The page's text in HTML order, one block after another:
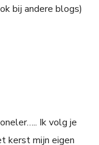
bij andere blogs)
Ik volg je
kerst mijn eigen